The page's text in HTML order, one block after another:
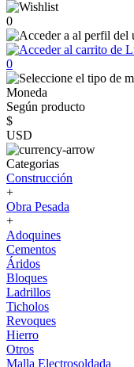
0
0
Moneda
Según producto
$
USD
Categorias
Construcción
+
Obra Pesada
+
Adoquines
Cementos
Áridos
Bloques
Ladrillos
Ticholos
Revoques
Hierro
Otros
Malla Electrosoldada